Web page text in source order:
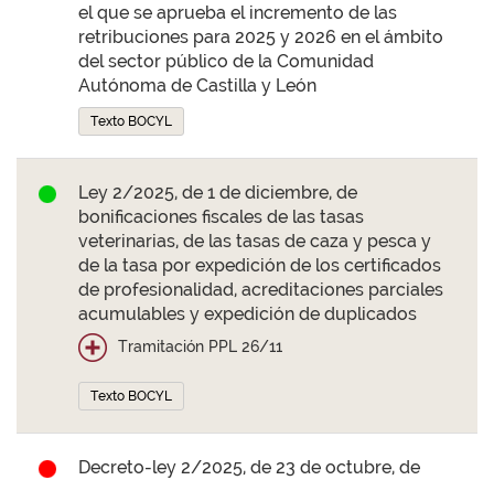
el que se aprueba el incremento de las
retribuciones para 2025 y 2026 en el ámbito
del sector público de la Comunidad
Autónoma de Castilla y León
Texto BOCYL
Ley 2/2025, de 1 de diciembre, de
bonificaciones fiscales de las tasas
veterinarias, de las tasas de caza y pesca y
de la tasa por expedición de los certificados
de profesionalidad, acreditaciones parciales
acumulables y expedición de duplicados
Tramitación PPL 26/11
Texto BOCYL
Decreto-ley 2/2025, de 23 de octubre, de